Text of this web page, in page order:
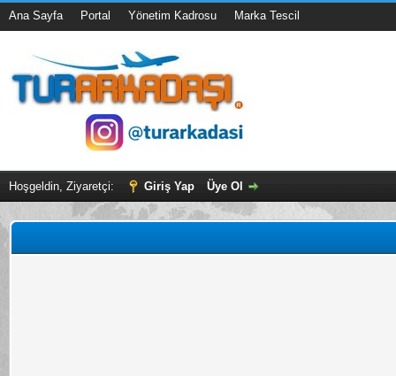
Ana Sayfa Portal Yönetim Kadrosu Marka Tescil
Hoşgeldin, Ziyaretçi: Giriş Yap Üye Ol